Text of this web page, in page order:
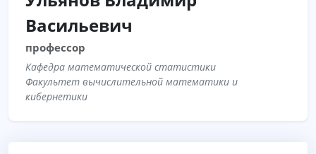
Васильевич
профессор
Кафедра математической статистики
Факультет вычислительной математики и
кибернетики